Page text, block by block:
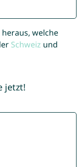
welche
Schweiz und
jetzt!